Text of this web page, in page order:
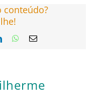
conteúdo?
LinkedInWhatsApp
E-